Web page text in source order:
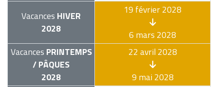
Vacances HIVER
2028
19 février 2028
6 mars 2028
Vacances PRINTEMPS
/ PÂQUES
2028
22 avril 2028
9 mai 2028